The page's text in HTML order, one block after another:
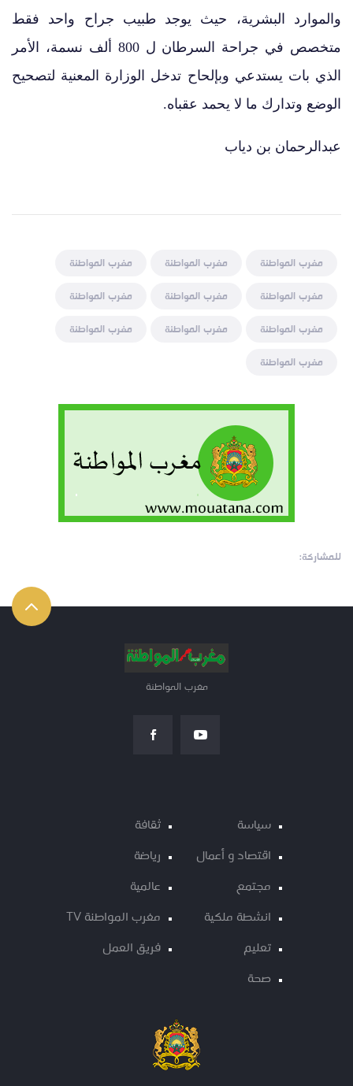
والموارد البشرية، حيث يوجد طبيب جراح واحد فقط
متخصص في جراحة السرطان ل 800 ألف نسمة، الأمر
الذي بات يستدعي وبإلحاح تدخل الوزارة المعنية لتصحيح
الوضع وتدارك ما لا يحمد عقباه.
عبدالرحمان بن دياب
مغرب المواطنة مغرب المواطنة
مغرب المواطنة
مغرب المواطنة
مغرب المواطنة
مغرب المواطنة
مغرب المواطنة
مغرب المواطنة
مغرب المواطنة
مغرب المواطنة
للمشاركة:
مغرب المواطنة
سياسة
اقتصاد و أعمال
مجتمع
انشطة ملكية
تعليم
صحة
ثقافة
رياضة
عالمية
مغرب المواطنة TV
فريق العمل